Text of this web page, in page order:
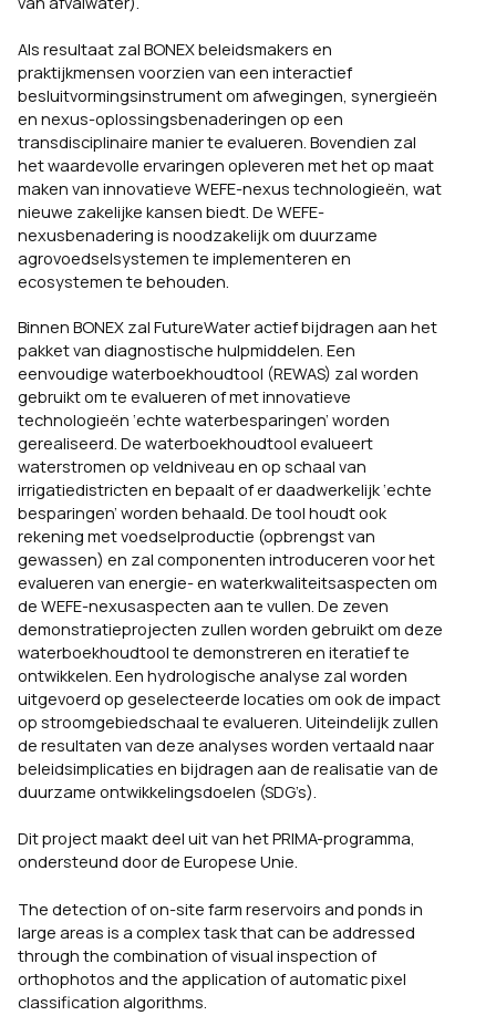
Als resultaat zal BONEX beleidsmakers en
praktijkmensen voorzien van een interactief
besluitvormingsinstrument om afwegingen, synergieën
en nexus-oplossingsbenaderingen op een
transdisciplinaire manier te evalueren. Bovendien zal
het waardevolle ervaringen opleveren met het op maat
maken van innovatieve WEFE-nexus technologieën, wat
nieuwe zakelijke kansen biedt. De WEFE-
nexusbenadering is noodzakelijk om duurzame
agrovoedselsystemen te implementeren en
ecosystemen te behouden.
Binnen BONEX zal FutureWater actief bijdragen aan het
pakket van diagnostische hulpmiddelen. Een
eenvoudige waterboekhoudtool (REWAS) zal worden
gebruikt om te evalueren of met innovatieve
technologieën ‘echte waterbesparingen’ worden
gerealiseerd. De waterboekhoudtool evalueert
waterstromen op veldniveau en op schaal van
irrigatiedistricten en bepaalt of er daadwerkelijk ‘echte
besparingen’ worden behaald. De tool houdt ook
rekening met voedselproductie (opbrengst van
gewassen) en zal componenten introduceren voor het
evalueren van energie- en waterkwaliteitsaspecten om
de WEFE-nexusaspecten aan te vullen. De zeven
demonstratieprojecten zullen worden gebruikt om deze
waterboekhoudtool te demonstreren en iteratief te
ontwikkelen. Een hydrologische analyse zal worden
uitgevoerd op geselecteerde locaties om ook de impact
op stroomgebiedschaal te evalueren. Uiteindelijk zullen
de resultaten van deze analyses worden vertaald naar
beleidsimplicaties en bijdragen aan de realisatie van de
duurzame ontwikkelingsdoelen (SDG’s).
Dit project maakt deel uit van het PRIMA-programma,
ondersteund door de Europese Unie.
The detection of on-site farm reservoirs and ponds in
large areas is a complex task that can be addressed
through the combination of visual inspection of
orthophotos and the application of automatic pixel
classification algorithms.